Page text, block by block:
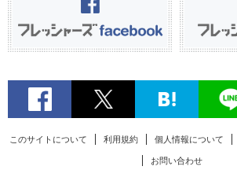
このサイトについて 利用規約 個人情報について
お問い合わせ